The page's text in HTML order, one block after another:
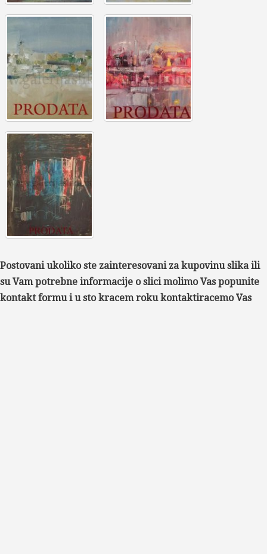
Postovani ukoliko ste zainteresovani za kupovinu slika ili
su Vam potrebne informacije o slici molimo Vas popunite
kontakt formu i u sto kracem roku kontaktiracemo Vas